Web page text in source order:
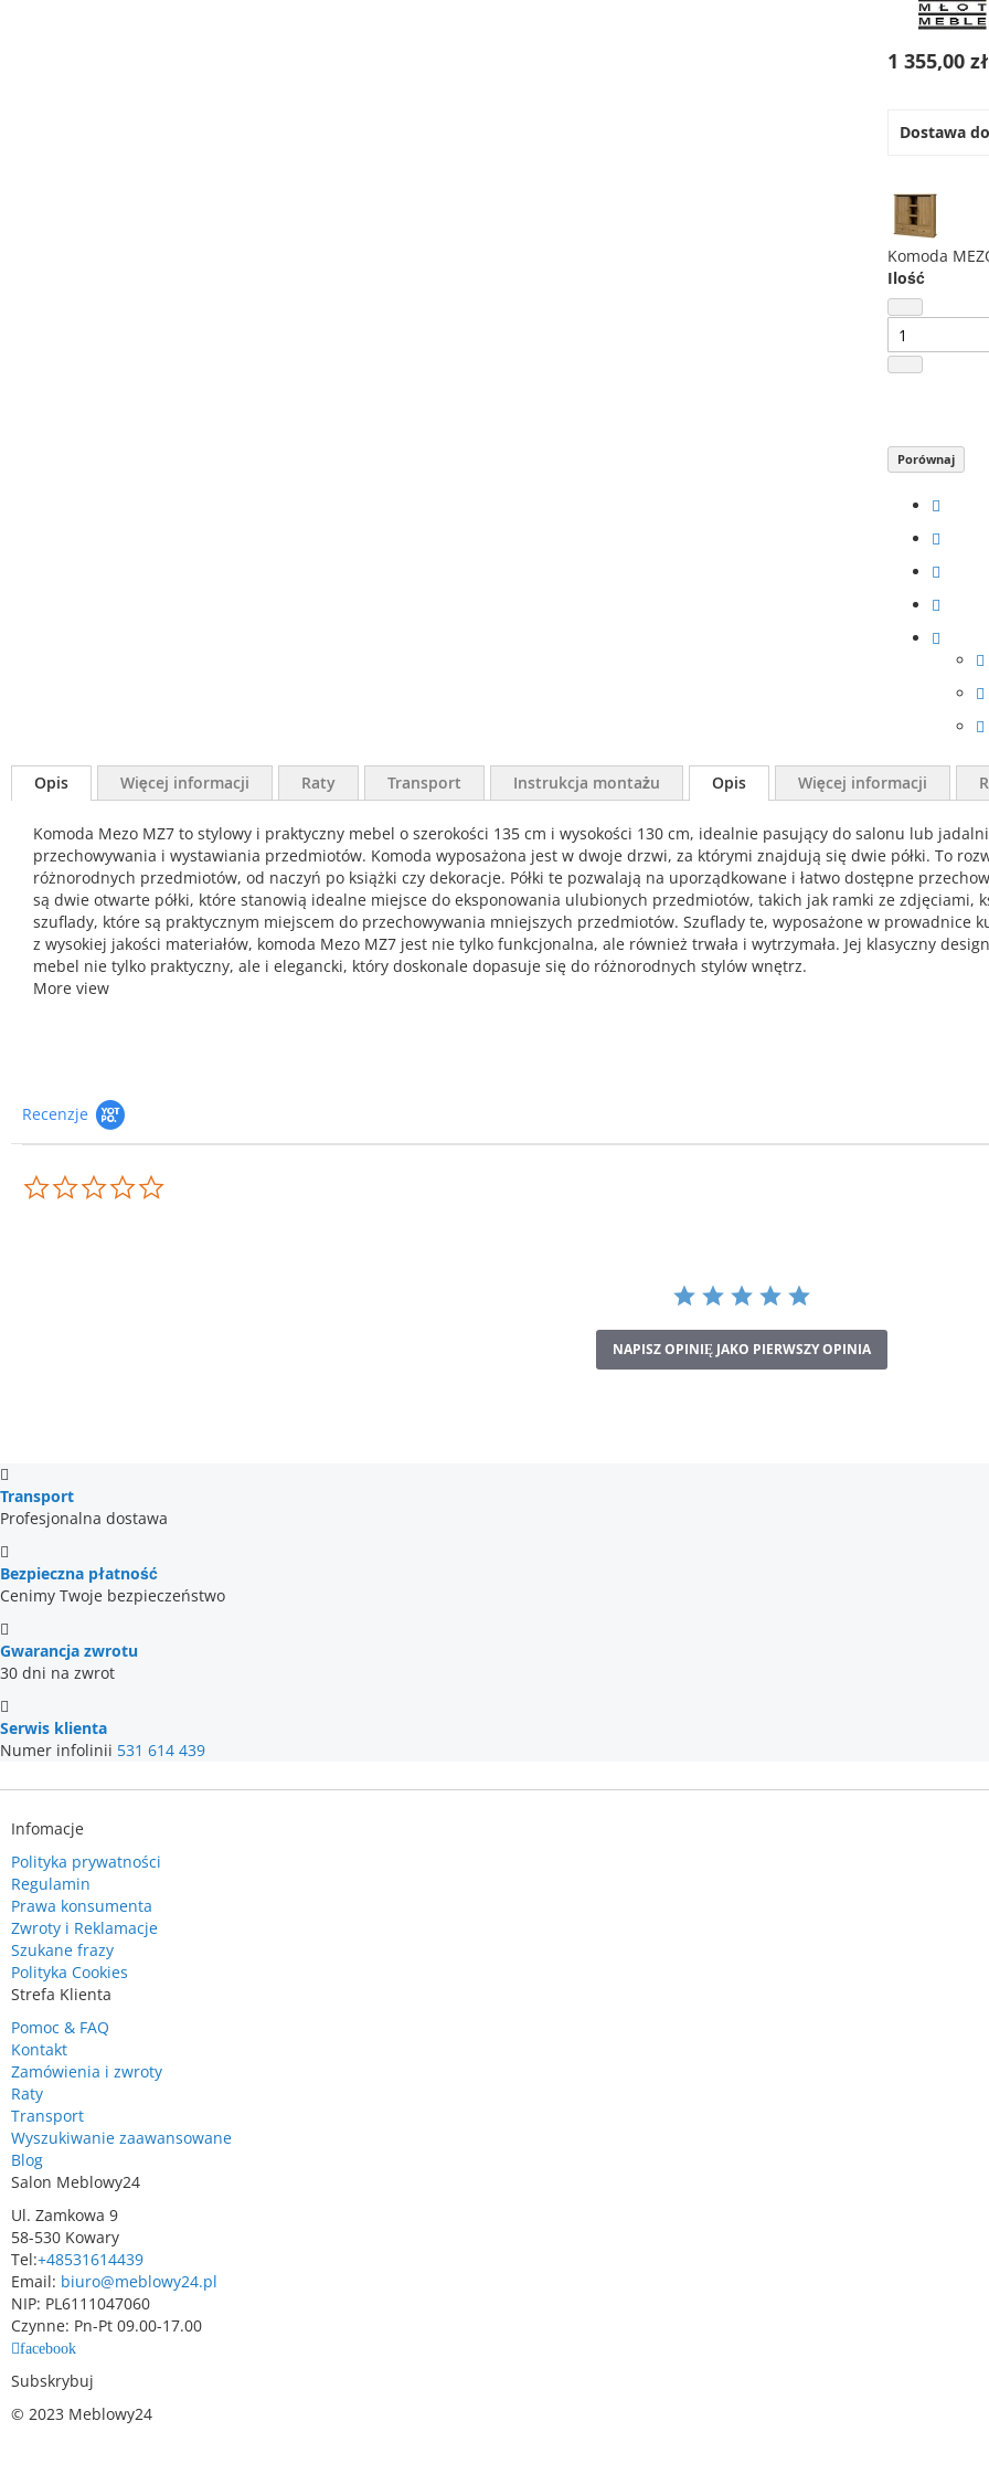
1 355,00 zł
Dostawa do
Komoda
Ilość
Porównaj
Opis Więcej informacji Raty Transport Instrukcja montażu Opis
Komoda Mezo MZ7 to stylowy i praktyczny mebel o szerokości 135 cm i wysokości 130 cm, idealnie pasujący do salonu lub
przechowywania i wystawiania przedmiotów. Komoda wyposażona jest w dwoje drzwi, za którymi znajdują się dwie półki. To
różnorodnych przedmiotów, od naczyń po książki czy dekoracje. Półki te pozwalają na uporządkowane i łatwo dostępne
są dwie otwarte półki, które stanowią idealne miejsce do eksponowania ulubionych przedmiotów, takich jak ramki ze zdjęciami,
szuflady, które są praktycznym miejscem do przechowywania mniejszych przedmiotów. Szuflady te, wyposażone w prowadnice
z wysokiej jakości materiałów, komoda Mezo MZ7 jest nie tylko funkcjonalna, ale również trwała i wytrzymała. Jej klasyczny
mebel nie tylko praktyczny, ale i elegancki, który doskonale dopasuje się do różnorodnych stylów wnętrz.
More view
Więcej informacji
Recenzje
NAPISZ OPINIĘ JAKO PIERWSZY OPINIA
Transport
Profesjonalna dostawa
Bezpieczna płatność
Cenimy Twoje bezpieczeństwo
Gwarancja zwrotu
30 dni na zwrot
Serwis klienta
Numer infolinii 531 614 439
Infomacje
Polityka prywatności
Regulamin
Prawa konsumenta
Zwroty i Reklamacje
Szukane frazy
Polityka Cookies
Strefa Klienta
Pomoc & FAQ
Kontakt
Zamówienia i zwroty
Raty
Transport
Wyszukiwanie zaawansowane
Blog
Salon Meblowy24
Ul. Zamkowa 9
58-530 Kowary
Tel:+48531614439
Email: biuro@meblowy24.pl
NIP: PL6111047060
Czynne: Pn-Pt 09.00-17.00
facebook
Subskrybuj
© 2023 Meblowy24